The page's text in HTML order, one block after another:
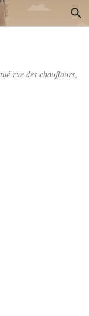
rue des chauffours,